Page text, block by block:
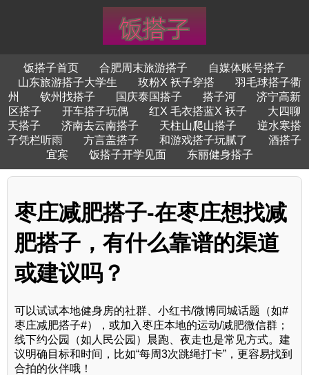
饭搭子首页 合肥周末旅游搭子
自媒体账号搭子
山东旅游搭子大学生
玫粉X 袄子穿搭
羽毛球搭子衢
州
钦州找搭子 国庆泰国搭子 搭子河
济宁高新
区搭子
开车搭子玩偶 红X 毛衣搭蓝X 袄子
大四聊
天搭子
济南去云南搭子 天柱山爬山搭子
逆水寒搭
子凭栏听雨
方言盖搭子 和游戏搭子玩腻了
酒搭子
宜宾
饭搭子开学见面 东丽健身搭子
枣庄减肥搭子-在枣庄想找减
肥搭子，有什么靠谱的渠道
或建议吗？
可以试试本地健身房的社群、小红书/微博同城话题（如#
枣庄减肥搭子#），或加入枣庄本地的运动/减肥微信群；
线下约公园（如人民公园）晨跑、夜走也是常见方式。建
议明确目标和时间，比如“每周3次跳绳打卡”，更容易找到
合拍的伙伴哦！